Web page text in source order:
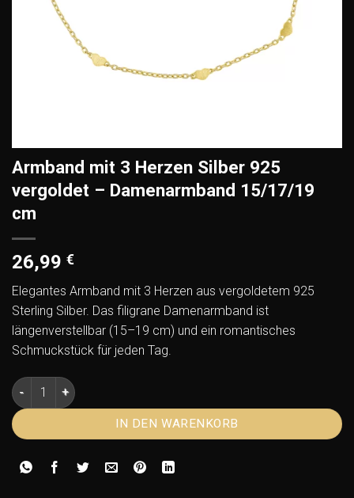
Armband mit 3 Herzen Silber 925
vergoldet – Damenarmband 15/17/19
cm
26,99 €
Elegantes Armband mit 3 Herzen aus vergoldetem 925
Sterling Silber. Das filigrane Damenarmband ist
längenverstellbar (15–19 cm) und ein romantisches
Schmuckstück für jeden Tag.
Armband mit 3 Herzen Silber 925 vergoldet – Damenarmband
IN DEN WARENKORB